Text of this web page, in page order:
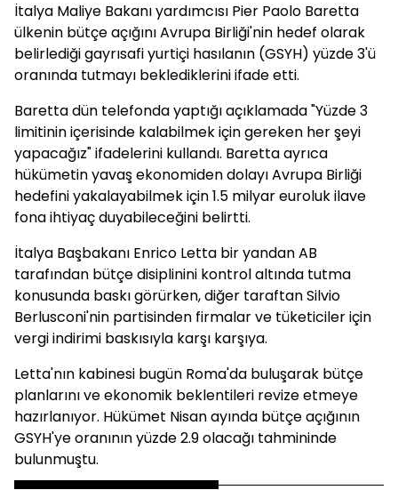
İtalya Maliye Bakanı yardımcısı Pier Paolo Baretta
ülkenin bütçe açığını Avrupa Birliği'nin hedef olarak
belirlediği gayrısafi yurtiçi hasılanın (GSYH) yüzde 3'ü
oranında tutmayı beklediklerini ifade etti.
Baretta dün telefonda yaptığı açıklamada "Yüzde 3
limitinin içerisinde kalabilmek için gereken her şeyi
yapacağız" ifadelerini kullandı. Baretta ayrıca
hükümetin yavaş ekonomiden dolayı Avrupa Birliği
hedefini yakalayabilmek için 1.5 milyar euroluk ilave
fona ihtiyaç duyabileceğini belirtti.
İtalya Başbakanı Enrico Letta bir yandan AB
tarafından bütçe disiplinini kontrol altında tutma
konusunda baskı görürken, diğer taraftan Silvio
Berlusconi'nin partisinden firmalar ve tüketiciler için
vergi indirimi baskısıyla karşı karşıya.
Letta'nın kabinesi bugün Roma'da buluşarak bütçe
planlarını ve ekonomik beklentileri revize etmeye
hazırlanıyor. Hükümet Nisan ayında bütçe açığının
GSYH'ye oranının yüzde 2.9 olacağı tahmininde
bulunmuştu.